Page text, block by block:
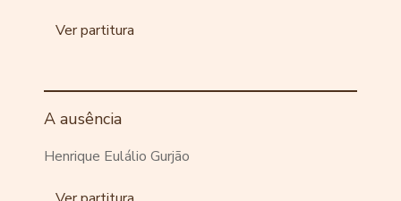
Ver partitura
A ausência
Henrique Eulálio Gurjão